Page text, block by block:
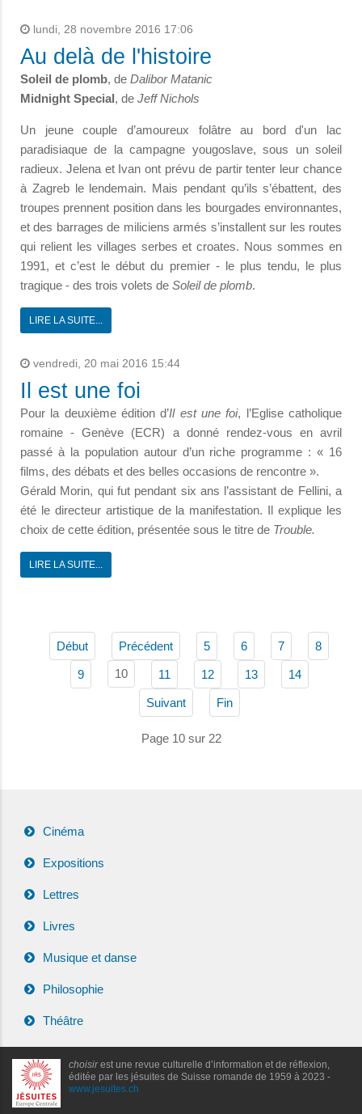
lundi, 28 novembre 2016 17:06
Au delà de l'histoire
Soleil de plomb, de Dalibor Matanic
Midnight Special, de Jeff Nichols
Un jeune couple d’amoureux folâtre au bord d'un lac
paradisiaque de la campagne yougoslave, sous un soleil
radieux. Jelena et Ivan ont prévu de partir tenter leur chance
à Zagreb le lendemain. Mais pendant qu’ils s’ébattent, des
troupes prennent position dans les bourgades environnantes,
et des barrages de miliciens armés s’installent sur les routes
qui relient les villages serbes et croates. Nous sommes en
1991, et c’est le début du premier - le plus tendu, le plus
tragique - des trois volets de Soleil de plomb.
LIRE LA SUITE...
vendredi, 20 mai 2016 15:44
Il est une foi
Pour la deuxième édition d’Il est une foi, l’Eglise catholique
romaine - Genève (ECR) a donné rendez-vous en avril
passé à la population autour d’un riche programme : « 16
films, des débats et des belles occasions de rencontre ».
Gérald Morin, qui fut pendant six ans l’assistant de Fellini, a
été le directeur artistique de la manifestation. Il explique les
choix de cette édition, présentée sous le titre de Trouble.
LIRE LA SUITE...
Début Précédent 5 6 7 8
9 10 11 12 13 14
Suivant Fin
Page 10 sur 22
Cinéma
Expositions
Lettres
Livres
Musique et danse
Philosophie
Théâtre
choisirest une revue culturelle d’information et de réflexion,
éditée par les jésuites de Suisse romande de 1959 à 2023 -
www.jesuites.ch